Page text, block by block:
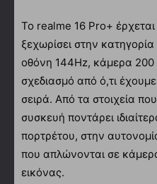
Το realme 16 Pro+
ξεχωρίσει στην
οθόνη 144Hz, κάμερα 200
σχεδιασμό από ό,τι
σειρά. Από τα στοιχεία
συσκευή ποντάρει
πορτρέτου, στην
που απλώνονται σε
εικόνας.